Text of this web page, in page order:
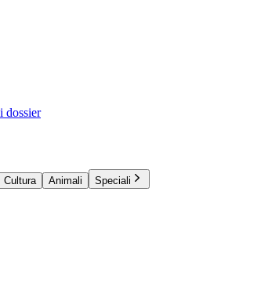
dossier
Cultura Animali
Speciali